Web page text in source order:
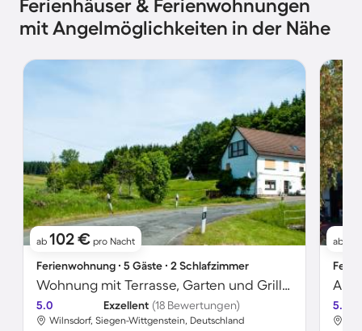
Ferienhäuser & Ferienwohnungen
mit Angelmöglichkeiten in der Nähe
ab 102 € pro Nacht
Ferienwohnung ∙ 5 Gäste ∙ 2 Schlafzimmer
Wohnung mit Terrasse, Garten und Grill | Bergblick
5.0 Exzellent (18 Bewertungen)
Wilnsdorf, Siegen-Wittgenstein, Deutschland
ab
5.0